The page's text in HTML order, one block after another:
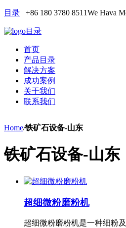
目录 +86 180 3780 8511We Hava
目录
首页
产品目录
解决方案
成功案例
关于我们
联系我们
Home/铁矿石设备-山东
铁矿石设备-山东
超细微粉磨粉机
超细微粉磨粉机是一种细粉